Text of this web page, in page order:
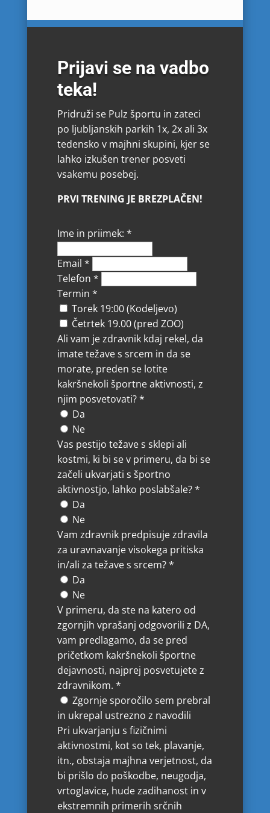
Prijavi se na vadbo
teka!
Pridruži se Pulz športu in zateci
po ljubljanskih parkih 1x, 2x ali 3x
tedensko v majhni skupini, kjer se
lahko izkušen trener posveti
vsakemu posebej.
PRVI TRENING JE BREZPLAČEN!
Ime in priimek: *
Email *
Telefon *
Termin *
Torek 19:00 (Kodeljevo)
Četrtek 19.00 (pred ZOO)
Ali vam je zdravnik kdaj rekel, da
imate težave s srcem in da se
morate, preden se lotite
kakršnekoli športne aktivnosti, z
njim posvetovati?*
Da
Ne
Vas pestijo težave s sklepi ali
kostmi, ki bi se v primeru, da bi se
začeli ukvarjati s športno
aktivnostjo, lahko poslabšale?*
Da
Ne
Vam zdravnik predpisuje zdravila
za uravnavanje visokega pritiska
in/ali za težave s srcem?*
Da
Ne
V primeru, da ste na katero od
zgornjih vprašanj odgovorili z DA,
vam predlagamo, da se pred
pričetkom kakršnekoli športne
dejavnosti, najprej posvetujete z
zdravnikom. *
Zgornje sporočilo sem prebral
in ukrepal ustrezno z navodili
Pri ukvarjanju s fizičnimi
aktivnostmi, kot so tek, plavanje,
itn., obstaja majhna verjetnost, da
bi prišlo do poškodbe, neugodja,
vrtoglavice, hude zadihanost in v
ekstremnih primerih srčnih